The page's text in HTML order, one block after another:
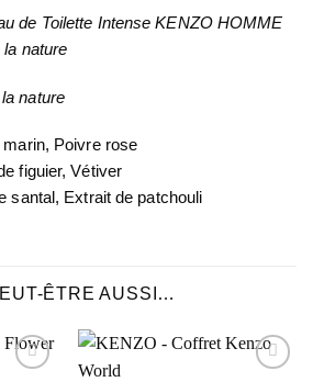
de Toilette Intense KENZO HOMME
nature
nature
Poivre rose
figuier, Vétiver
santal, Extrait de patchouli
ÊTRE AUSSI…